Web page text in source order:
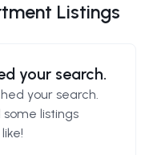
Listings
your search.
your search.
some listings